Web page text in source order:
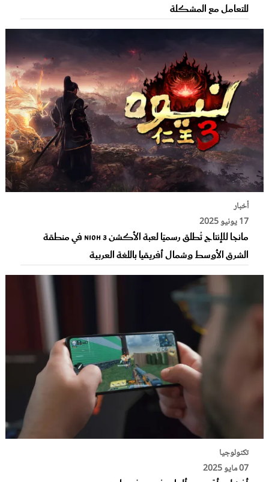
للتعامل مع المشكلة
أخبار
17 يونيو 2025
مانجا للإنتاج تُطلق رسميًا لعبة الأكشن Nioh 3 في منطقة
الشرق الأوسط وشمال أفريقيا باللغة العربية
تكنولوجيا
07 مايو 2025